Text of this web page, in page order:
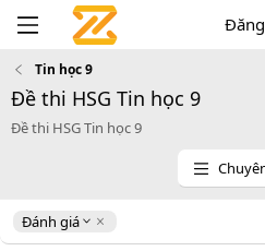
Tin học 9
Đề thi HSG Tin học 9
Đề thi HSG Tin học 9
Đánh giá
D
e